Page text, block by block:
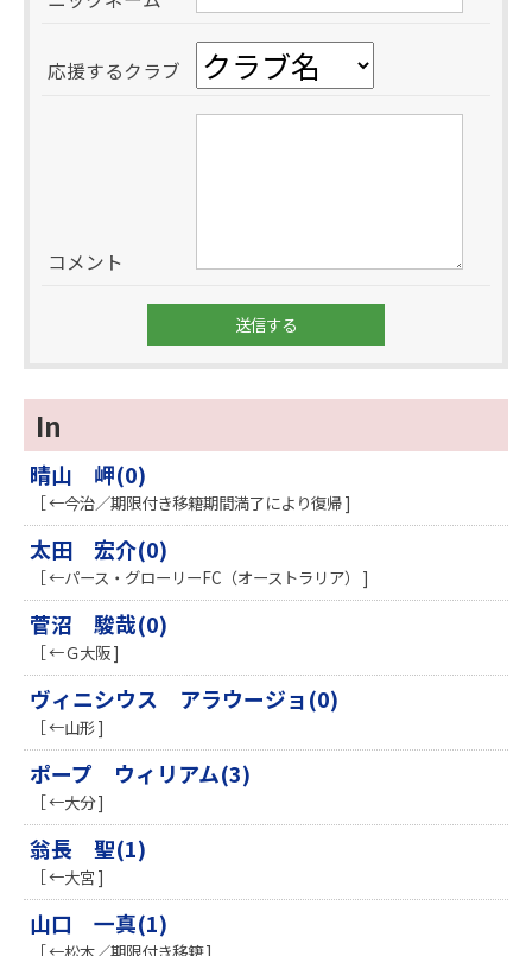
応援するクラブ
コメント
In
晴山 岬(0)
［ ←今治／期限付き移籍期間満了により復帰 ]
太田 宏介(0)
［ ←パース・グローリーFC（オーストラリア） ]
菅沼 駿哉(0)
［ ←Ｇ大阪 ]
ヴィニシウス アラウージョ(0)
［ ←山形 ]
ポープ ウィリアム(3)
［ ←大分 ]
翁長 聖(1)
［ ←大宮 ]
山口 一真(1)